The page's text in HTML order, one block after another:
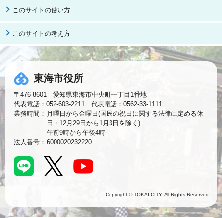
このサイトの使い方
このサイトの考え方
東海市役所
〒476-8601 愛知県東海市中央町一丁目1番地
代表電話：052-603-2211 代表電話：0562-33-1111
業務時間： 月曜日から金曜日(国民の祝日に関する法律に定める休
日・12月29日から1月3日を除く)
午前9時から午後4時
法人番号： 6000020232220
Copyright © TOKAI CITY. All Rights Reserved.